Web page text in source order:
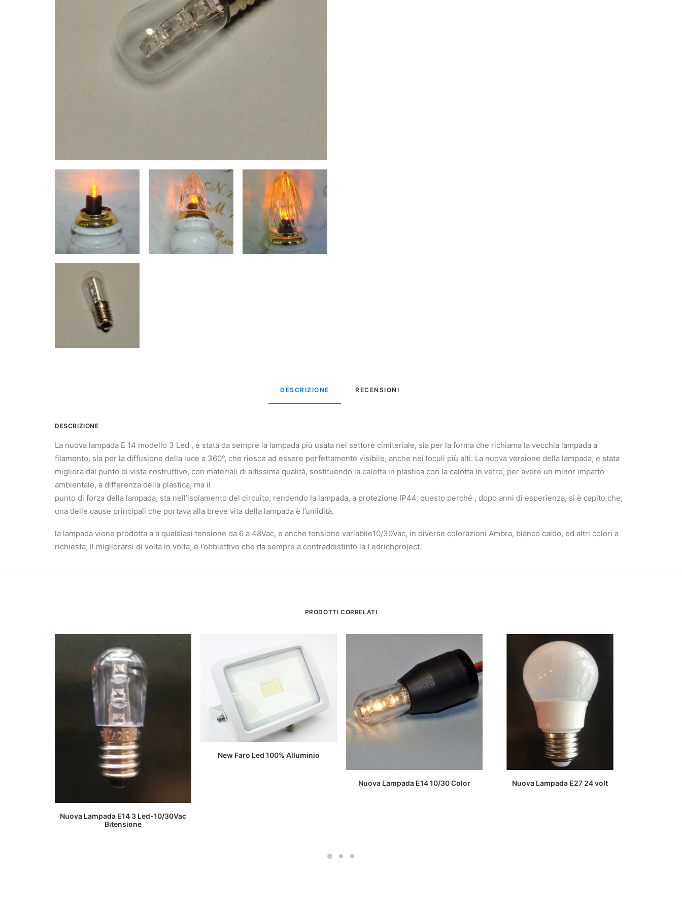
DESCRIZIONE RECENSIONI
DESCRIZIONE
La nuova lampada E 14 modello 3 Led , è stata da sempre la lampada più usata nel settore cimiteriale, sia per la forma che richiama la vecchia lampada a
filamento, sia per la diffusione della luce a 360°, che riesce ad essere perfettamente visibile, anche nei loculi più alti. La nuova versione della lampada, e stata
migliora dal punto di vista costruttivo, con materiali di altissima qualità, sostituendo la calotta in plastica con la calotta in vetro, per avere un minor impatto
ambientale, a differenza della plastica, ma il
punto di forza della lampada, sta nell’isolamento del circuito, rendendo la lampada, a protezione IP44, questo perché , dopo anni di esperienza, si è capito che,
una delle cause principali che portava alla breve vita della lampada è l’umidità.
la lampada viene prodotta a a qualsiasi tensione da 6 a 48Vac, e anche tensione variabile10/30Vac, in diverse colorazioni Ambra, bianco caldo, ed altri colori a
richiesta, il migliorarsi di volta in volta, e l’obbiettivo che da sempre a contraddistinto la Ledrichproject.
PRODOTTI CORRELATI
LEGGI TUTTO
Nuova Lampada E14 3 Led-10/30Vac
Bitensione
LEGGI TUTTO
New Faro Led 100% Alluminio
LEGGI TUTTO
Nuova Lampada E14 10/30 Color LEGGI TUTTO
Nuova Lampada E27 24 volt